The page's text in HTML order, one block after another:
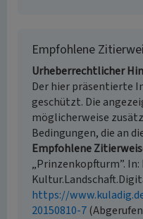
Empfohlene
Urheberrechtlicher
Der hier präsentierte
geschützt. Die
möglicherweise
Bedingungen, die an
Empfohlene
„Prinzenkopfturm”. In:
https://
20150810-7